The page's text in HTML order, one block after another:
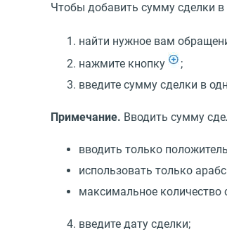
Чтобы добавить сумму сделки в
найти нужное вам
нажмите кнопку
;
введите сумму сделки в
Примечание. Вводить сумму
вводить только
использовать только
максимальное количество
введите дату сделки;